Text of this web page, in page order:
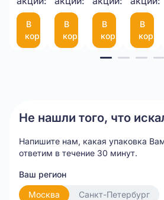
В
корзину
В
корзину
75
(300*200мм)
В
корзину
В
Не нашли того, что
Напишите нам, какая упаковка
ответим в течение 30 минут.
Ваш регион
Москва
Санкт-Петербург